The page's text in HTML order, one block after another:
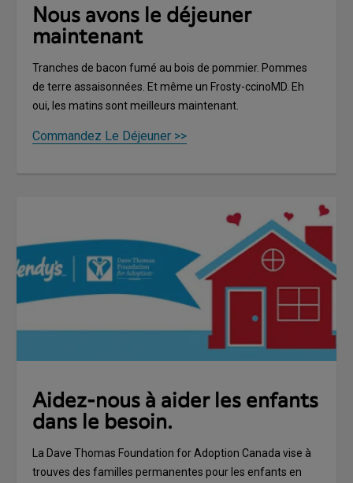
Nous avons le déjeuner
maintenant
Tranches de bacon fumé au bois de pommier. Pommes
de terre assaisonnées. Et même un Frosty-ccinoMD. Eh
oui, les matins sont meilleurs maintenant.
Commandez Le Déjeuner >>
Aidez-nous à aider les enfants
dans le besoin.
La Dave Thomas Foundation for Adoption Canada vise à
trouves des familles permanentes pour les enfants en